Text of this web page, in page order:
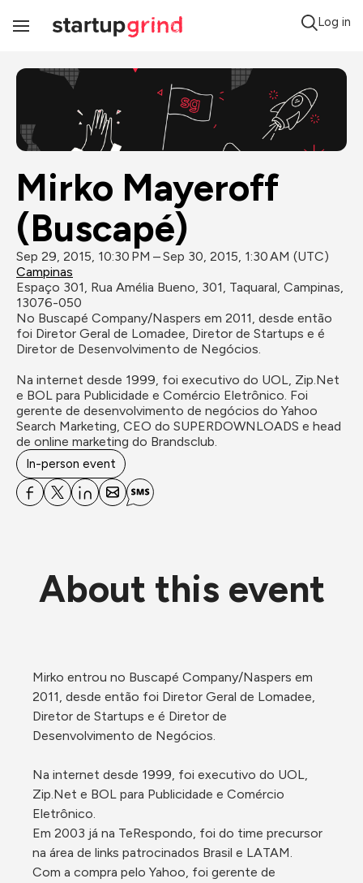
Toggle
Log in
Mirko Mayeroff
(Buscapé)
Sep 29, 2015, 10:30 PM – Sep 30, 2015, 1:30 AM (UTC)
Campinas
Espaço 301, Rua Amélia Bueno, 301, Taquaral, Campinas,
13076-050
No Buscapé Company/Naspers em 2011, desde então
foi Diretor Geral de Lomadee, Diretor de Startups e é
Diretor de Desenvolvimento de Negócios.
Na internet desde 1999, foi executivo do UOL, Zip.Net
e BOL para Publicidade e Comércio Eletrônico. Foi
gerente de desenvolvimento de negócios do Yahoo
Search Marketing, CEO do SUPERDOWNLOADS e head
de online marketing do Brandsclub.
In-person event
About this event
Mirko entrou no Buscapé Company/Naspers em
2011, desde então foi Diretor Geral de Lomadee,
Diretor de Startups e é Diretor de
Desenvolvimento de Negócios.
Na internet desde 1999, foi executivo do UOL,
Zip.Net e BOL para Publicidade e Comércio
Eletrônico.
Em 2003 já na TeRespondo, foi do time precursor
na área de links patrocinados Brasil e LATAM.
Com a compra pelo Yahoo, foi gerente de